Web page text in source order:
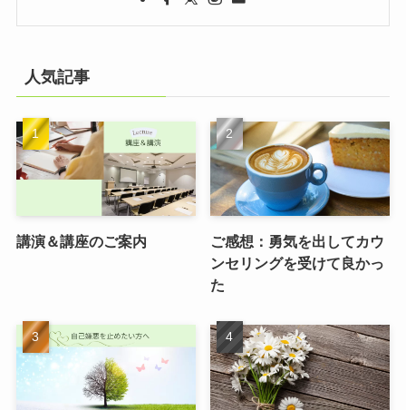
人気記事
講演＆講座のご案内
ご感想：勇気を出してカウ
ンセリングを受けて良かっ
た